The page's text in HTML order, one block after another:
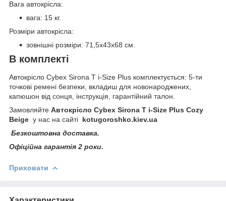
Вага автокрісла:
вага: 15 кг.
Розміри автокрісла:
зовнішні розміри: 71,5х43х68 см.
В комплекті
Автокрісло Cybex Sirona T i-Size Plus комплектується: 5-ти
точкові ремені безпеки, вкладиш для новонароджених,
капюшон від сонця, інструкція, гарантійний талон.
Замовляйте Автокрісло Cybex Sirona T i-Size Plus Cozy
Beige у нас на сайті kotugoroshko.kiev.ua
Безкоштовна доставка.
Офіційна гарантія 2 роки.
Приховати